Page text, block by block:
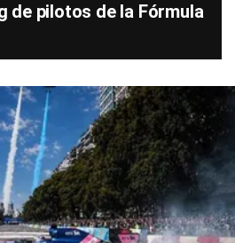
de pilotos de la Fórmula